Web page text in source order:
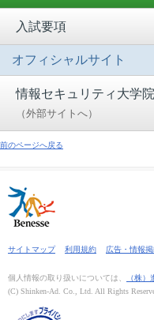
入試要項
オフィシャルサイト
情報セキュリティ大学
（外部サイトへ）
前のページへ戻る
サイトマップ 利用規約 広告・情報
個人情報の取り扱いについては、 （株
(C) Shinken-Ad. Co., Ltd. All Rights